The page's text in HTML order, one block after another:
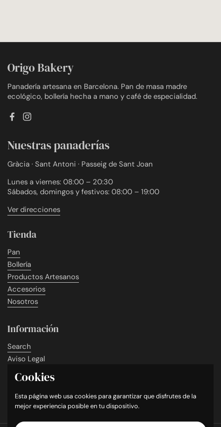
Origo Bakery
Panadería artesana en Barcelona. Pan de masa madre
ecológico, bollería hecha a mano y café de especialidad.
FacebookInstagram
Nuestras panaderías
Gràcia · Sant Antoni · Passeig de Sant Joan
Lunes a viernes: 08:00 – 20:30
Sábados, domingos y festivos: 08:00 – 19:00
Ver direcciones
Tienda
Pan
Bollería
Productos Artesanos
Accesorios
Nosotros
Información
Search
Aviso Legal
Condiciones de Venta
Política de Cookies
Política de Privacidad
Cookies
Esta página web usa cookies para garantizar que disfrutes de la
mejor experiencia posible en tu dispositivo.